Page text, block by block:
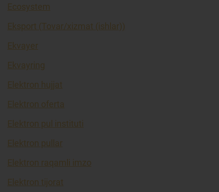
Ecosystem
Eksport (Tovar/xizmat (ishlar))
Ekvayer
Ekvayring
Elektron hujjat
Elektron oferta
Elektron pul instituti
Elektron pullar
Elektron raqamli imzo
Elektron tijorat